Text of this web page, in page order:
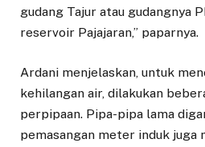
gudang Tajur atau gudangnya
reservoir Pajajaran,” paparnya.
Ardani menjelaskan, untuk
kehilangan air, dilakukan
perpipaan. Pipa-pipa lama
pemasangan meter induk juga